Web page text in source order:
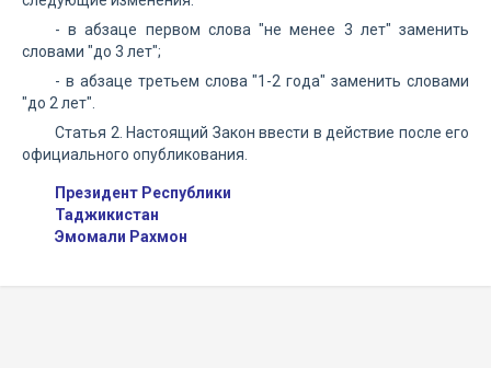
- в абзаце первом слова "не менее 3 лет" заменить
словами "до 3 лет";
- в абзаце третьем слова "1-2 года" заменить словами
"до 2 лет".
Статья 2. Настоящий Закон ввести в действие после его
официального опубликования.
Президент Республики
Таджикистан
Эмомали Рахмон